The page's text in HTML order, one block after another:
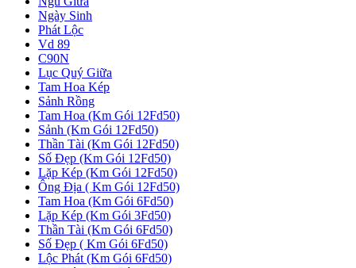
Ngày Sinh
Phát Lộc
Vd 89
C90N
Lục Quý Giữa
Tam Hoa Kép
Sảnh Rồng
Tam Hoa (Km Gói 12Fd50)
Sảnh (Km Gói 12Fd50)
Thần Tài (Km Gói 12Fd50)
Số Đẹp (Km Gói 12Fd50)
Lặp Kép (Km Gói 12Fd50)
Ông Địa ( Km Gói 12Fd50)
Tam Hoa (Km Gói 6Fd50)
Lặp Kép (Km Gói 3Fd50)
Thần Tài (Km Gói 6Fd50)
Số Đẹp ( Km Gói 6Fd50)
Lộc Phát (Km Gói 6Fd50)